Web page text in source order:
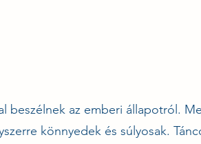
beszélnek az emberi állapotról.
könnyedek és súlyosak.